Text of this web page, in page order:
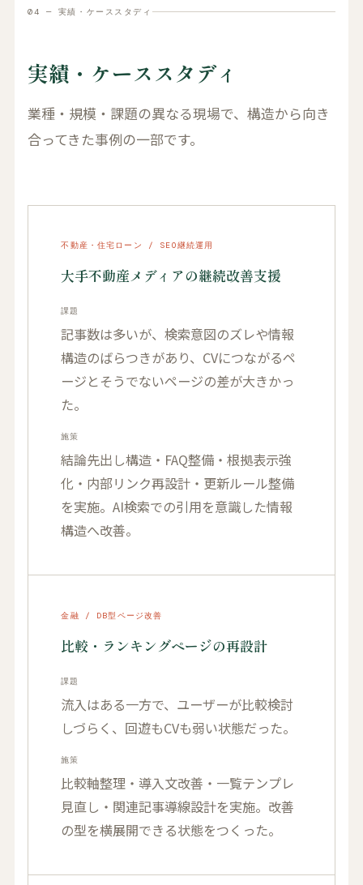
04 — 実績・ケーススタディ
実績・ケーススタディ
業種・規模・課題の異なる現場で、構造から向き
合ってきた事例の一部です。
不動産・住宅ローン / SEO継続運用
大手不動産メディアの継続改善支援
課題
記事数は多いが、検索意図のズレや情報
構造のばらつきがあり、CVにつながるペ
ージとそうでないページの差が大きかっ
た。
施策
結論先出し構造・FAQ整備・根拠表示強
化・内部リンク再設計・更新ルール整備
を実施。AI検索での引用を意識した情報
構造へ改善。
金融 / DB型ページ改善
比較・ランキングページの再設計
課題
流入はある一方で、ユーザーが比較検討
しづらく、回遊もCVも弱い状態だった。
施策
比較軸整理・導入文改善・一覧テンプレ
見直し・関連記事導線設計を実施。改善
の型を横展開できる状態をつくった。